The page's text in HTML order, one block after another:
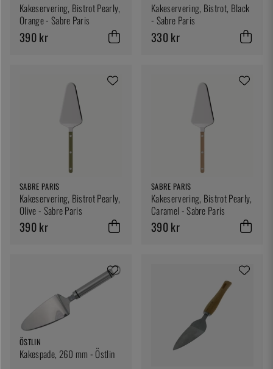
Kakeservering, Bistrot Pearly,
Orange - Sabre Paris
390 kr
Kakeservering, Bistrot, Black
- Sabre Paris
330 kr
SABRE PARIS
Kakeservering, Bistrot Pearly,
Olive - Sabre Paris
390 kr
SABRE PARIS
Kakeservering, Bistrot Pearly,
Caramel - Sabre Paris
390 kr
ÖSTLIN
Kakespade, 260 mm - Östlin